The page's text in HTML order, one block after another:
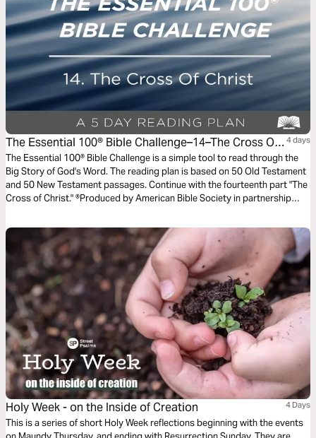
The Essential 100® Bible Challenge–14–The Cross Of
Christ
4 days
The Essential 100® Bible Challenge is a simple tool to read through the
Big Story of God's Word. The reading plan is based on 50 Old Testament
and 50 New Testament passages. Continue with the fourteenth part "The
Cross of Christ." ®Produced by American Bible Society in partnership
Holy Week - on the Inside of Creation 4 Days
This is a series of short Holy Week reflections beginning with the events